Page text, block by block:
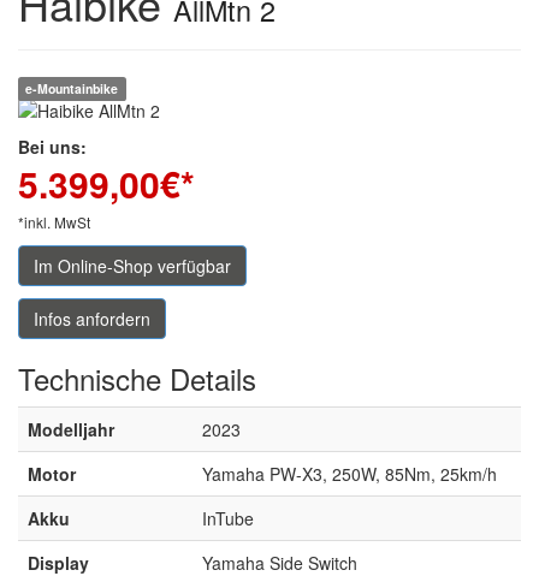
AllMtn 2
e-Mountainbike
Bei uns:
5.399,00€*
*inkl. MwSt
Im Online-Shop verfügbar
Infos anfordern
Technische Details
Modelljahr
2023
Motor
Yamaha PW-X3, 250W, 85Nm, 25km/h
Akku
InTube
Display
Yamaha Side Switch